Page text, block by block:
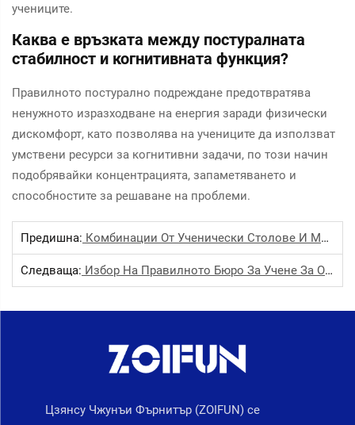
учениците.
Каква е връзката между постуралната
стабилност и когнитивната функция?
Правилното постурално подреждане предотвратява
ненужното изразходване на енергия заради физически
дискомфорт, като позволява на учениците да използват
умствени ресурси за когнитивни задачи, по този начин
подобрявайки концентрацията, запаметяването и
способностите за решаване на проблеми.
Предишна: Комбинации От Ученически Столове И Маси За Ефективно Учене
Следваща: Избор На Правилното Бюро За Учене За Оптимално Обучение
Цзянсу Чжунъи Фърнитър (ZOIFUN) се